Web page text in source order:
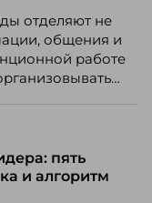
отделяют не
общения и
работе
контроля и
пять
и алгоритм